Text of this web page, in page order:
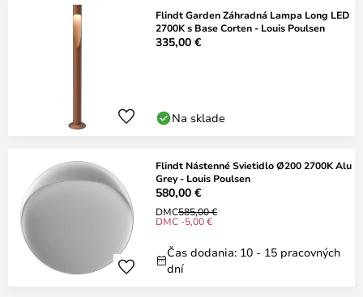
Flindt Garden Záhradná Lampa Long LED
2700K s Base Corten - Louis Poulsen
335,00 €
Na sklade
Flindt Nástenné Svietidlo Ø200 2700K Alu
Grey - Louis Poulsen
580,00 €
DMC585,00 €
DMC -5,00 €
Čas dodania: 10 - 15 pracovných
dní